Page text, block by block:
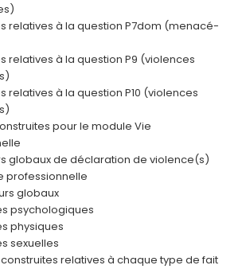
relatives à la question P7dom (menacé-
relatives à la question P9 (violences
relatives à la question P10 (violences
pour le module Vie
globaux de déclaration de violence(s)
professionnelle
globaux
psychologiques
physiques
sexuelles
relatives à chaque type de fait